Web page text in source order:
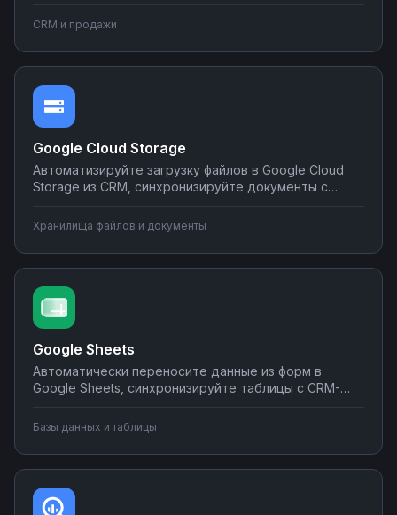
в планировщиках при изменении статуса сделки.
Настраивайте двусторонний обмен данными без
программирования на платформе Nodul.
CRM и продажи
Google Cloud Storage
Автоматизируйте загрузку файлов в Google Cloud
Storage из CRM, синхронизируйте документы с
уведомления о новых файлах в мессенджеры.
Создавайте интеграции облачного хранилища без
программирования на Nodul.
Хранилища файлов и документы
Google Sheets
Автоматически переносите данные из форм в
Google Sheets, синхронизируйте таблицы с CRM-
почте или в мессенджеры. Настраивайте
простых сценариев до сложной автоматизации
аналитики.
Базы данных и таблицы